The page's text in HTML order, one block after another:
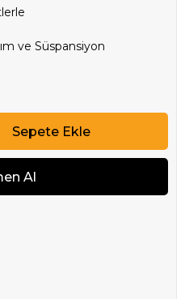
ve Süspansiyon